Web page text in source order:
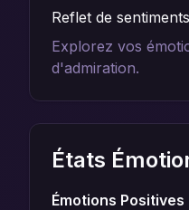
Reflet de
Explorez vos
d'admiration.
États
Émotions Positives